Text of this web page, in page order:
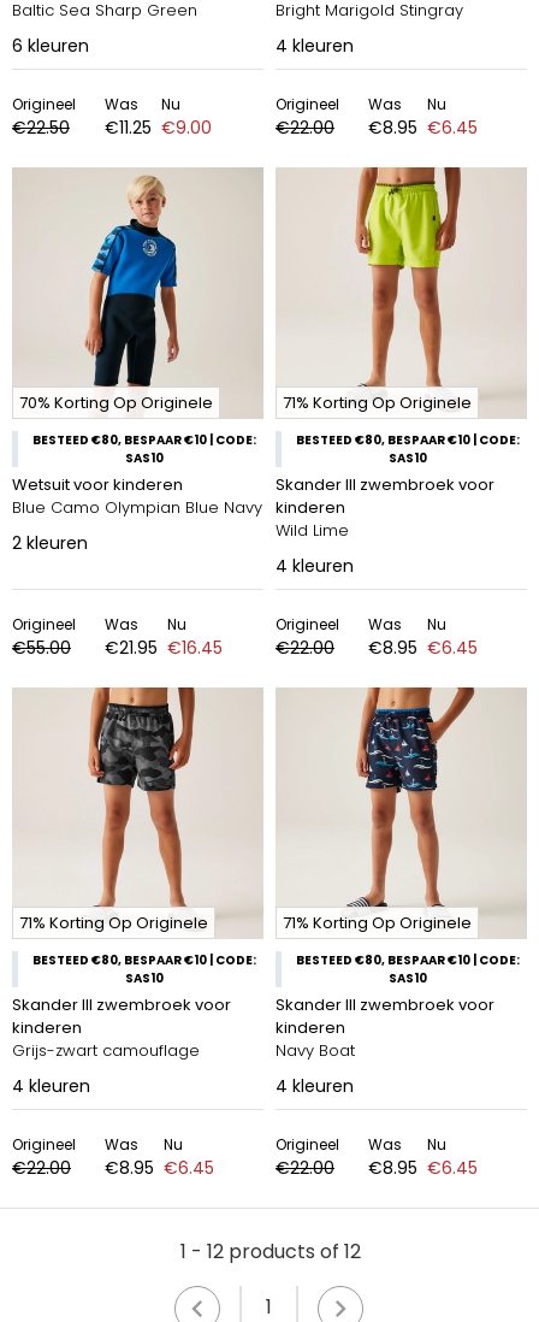
Baltic Sea Sharp Green
6 kleuren
Origineel
€22.50
Was
€11.25
Nu
€9.00
Bright Marigold Stingray
4 kleuren
Origineel
€22.00
Was
€8.95
Nu
€6.45
70% Korting Op Originele
BESTEED €80, BESPAAR €10 | CODE:
SAS10
Wetsuit voor kinderen
Blue Camo Olympian Blue Navy
2 kleuren
Origineel
€55.00
Was
€21.95
Nu
€16.45
71% Korting Op Originele
BESTEED €80, BESPAAR €10 | CODE:
SAS10
Skander III zwembroek voor
kinderen
Wild Lime
4 kleuren
Origineel
€22.00
Was
€8.95
Nu
€6.45
71% Korting Op Originele
BESTEED €80, BESPAAR €10 | CODE:
SAS10
Skander III zwembroek voor
kinderen
Grijs-zwart camouflage
4 kleuren
Origineel
€22.00
Was
€8.95
Nu
€6.45
71% Korting Op Originele
BESTEED €80, BESPAAR €10 | CODE:
SAS10
Skander III zwembroek voor
kinderen
Navy Boat
4 kleuren
Origineel
€22.00
Was
€8.95
Nu
€6.45
1 - 12 products of 12
1